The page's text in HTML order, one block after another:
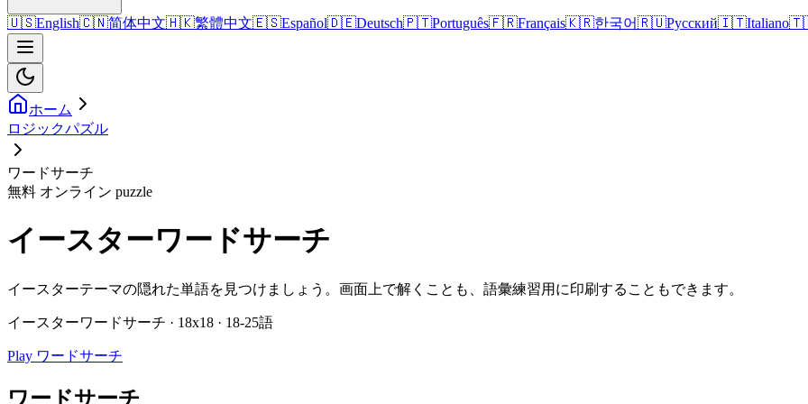
🇺🇸English🇨🇳简体中文🇭🇰繁體中文🇪🇸Español🇩🇪Deutsch🇵🇹Português🇫🇷Français🇰🇷한국어🇷🇺Русский🇮🇹Italiano
ホーム
ロジックパズル
ワードサーチ
無料 オンライン puzzle
イースターワードサーチ
イースターテーマの隠れた単語を見つけましょう。画面上で解くことも、語彙練習用に印刷することもできます。
イースターワードサーチ · 18x18 · 18-25語
Play ワードサーチ
ワードサーチ